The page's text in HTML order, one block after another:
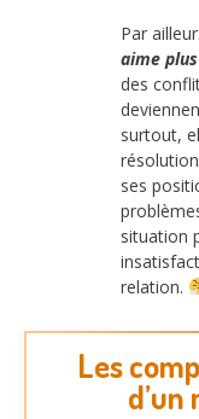
Par
aime plus
des
surtout,
ses
situation
relation.
Les
d’un